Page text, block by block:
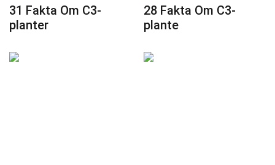
31 Fakta Om C3-
planter
28 Fakta Om C3-
plante